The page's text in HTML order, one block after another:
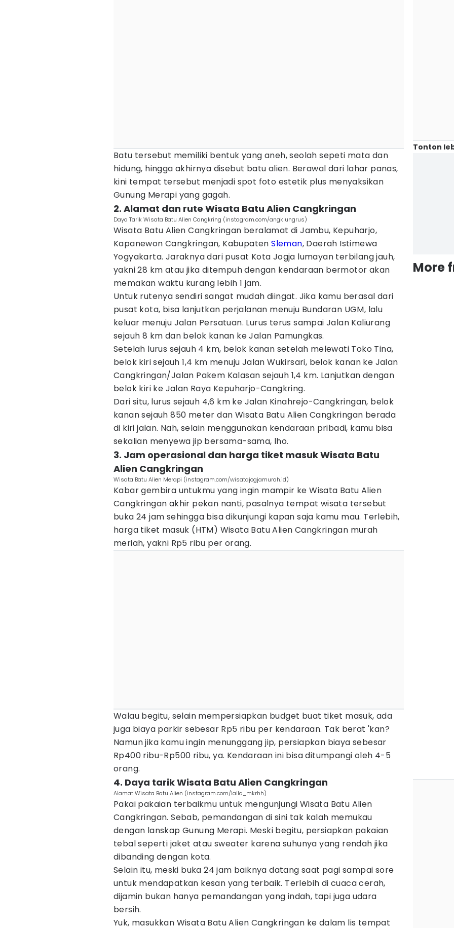
Batu tersebut memiliki bentuk yang aneh, seolah sepeti mata dan
hidung, hingga akhirnya disebut batu alien. Berawal dari lahar panas,
kini tempat tersebut menjadi spot foto estetik plus menyaksikan
Gunung Merapi yang gagah.
2. Alamat dan rute Wisata Batu Alien Cangkringan
Daya Tarik Wisata Batu Alien Cangkring (instagram.com/angklungrus)
Wisata Batu Alien Cangkringan beralamat di Jambu, Kepuharjo,
Kapanewon Cangkringan, KabupatenSleman, Daerah Istimewa
Yogyakarta. Jaraknya dari pusat Kota Jogja lumayan terbilang jauh,
yakni 28 km atau jika ditempuh dengan kendaraan bermotor akan
memakan waktu kurang lebih 1 jam.
Untuk rutenya sendiri sangat mudah diingat. Jika kamu berasal dari
pusat kota, bisa lanjutkan perjalanan menuju Bundaran UGM, lalu
keluar menuju Jalan Persatuan. Lurus terus sampai Jalan Kaliurang
sejauh 8 km dan belok kanan ke Jalan Pamungkas.
Setelah lurus sejauh 4 km, belok kanan setelah melewati Toko Tina,
belok kiri sejauh 1,4 km menuju Jalan Wukirsari, belok kanan ke Jalan
Cangkringan/Jalan Pakem Kalasan sejauh 1,4 km. Lanjutkan dengan
belok kiri ke Jalan Raya Kepuharjo-Cangkring.
Dari situ, lurus sejauh 4,6 km ke Jalan Kinahrejo-Cangkringan, belok
kanan sejauh 850 meter dan Wisata Batu Alien Cangkringan berada
di kiri jalan. Nah, selain menggunakan kendaraan pribadi, kamu bisa
sekalian menyewa jip bersama-sama, lho.
3. Jam operasional dan harga tiket masuk Wisata Batu
Alien Cangkringan
Wisata Batu Alien Merapi (instagram.com/wisatajogjamurah.id)
Kabar gembira untukmu yang ingin mampir ke Wisata Batu Alien
Cangkringan akhir pekan nanti, pasalnya tempat wisata tersebut
buka 24 jam sehingga bisa dikunjungi kapan saja kamu mau. Terlebih,
harga tiket masuk (HTM) Wisata Batu Alien Cangkringan murah
meriah, yakni Rp5 ribu per orang.
Walau begitu, selain mempersiapkan budget buat tiket masuk, ada
juga biaya parkir sebesar Rp5 ribu per kendaraan. Tak berat 'kan?
Namun jika kamu ingin menunggang jip, persiapkan biaya sebesar
Rp400 ribu-Rp500 ribu, ya. Kendaraan ini bisa ditumpangi oleh 4-5
orang.
4. Daya tarik Wisata Batu Alien Cangkringan
Alamat Wisata Batu Alien (instagram.com/laila_mkrhh)
Pakai pakaian terbaikmu untuk mengunjungi Wisata Batu Alien
Cangkringan. Sebab, pemandangan di sini tak kalah memukau
dengan lanskap Gunung Merapi. Meski begitu, persiapkan pakaian
tebal seperti jaket atau sweater karena suhunya yang rendah jika
dibanding dengan kota.
Selain itu, meski buka 24 jam baiknya datang saat pagi sampai sore
untuk mendapatkan kesan yang terbaik. Terlebih di cuaca cerah,
dijamin bukan hanya pemandangan yang indah, tapi juga udara
bersih.
Yuk, masukkan Wisata Batu Alien Cangkringan ke dalam lis tempat
Tonton
More